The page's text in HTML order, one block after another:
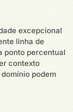
excepcional
linha de
ponto percentual
contexto
podem